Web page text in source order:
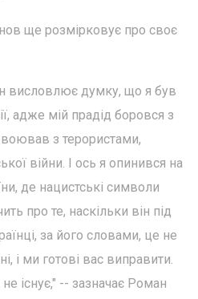
ще розмірковує про своє
висловлює думку, що я був
адже мій прадід боровся з
з терористами,
війни. І ось я опинився на
де нацистські символи
про те, наскільки він під
за його словами, це не
і ми готові вас виправити.
існує," -- зазначає Роман